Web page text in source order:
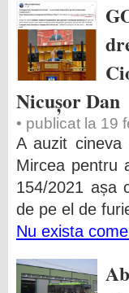
Nicușor Dan
• publicat la 19
A auzit cineva
Mircea pentru
154/2021 așa
de pe el de
Nu exista